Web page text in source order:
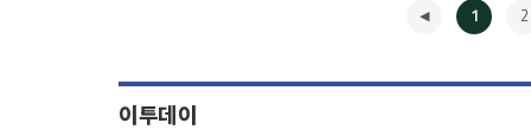
1 2
이투데이